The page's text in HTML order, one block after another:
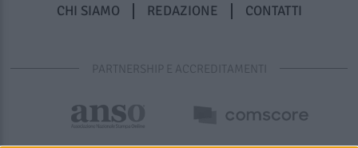
CHI SIAMO REDAZIONE CONTATTI
PARTNERSHIP E ACCREDITAMENTI